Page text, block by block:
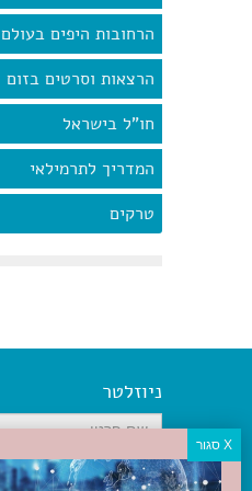
הרחובות היפים בעולם
הרצאות וסרטים בזום
חו"ל בישראל
המדריך לתרמילאי
טרקים
ניוזלטר